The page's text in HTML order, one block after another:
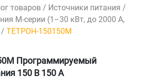
товаров / Источники питания /
М-серии (1–30 кВт, до 2000 А,
/ ТЕТРОН-150150М
Программируемый
150 В 150 А